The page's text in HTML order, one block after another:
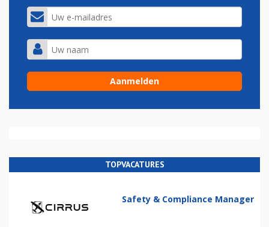
TOPVACATURES
Safety & Compliance Manager